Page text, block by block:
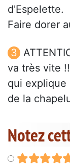
d'Espelette.
Faire dorer
va très vite
qui explique
de la
Notez